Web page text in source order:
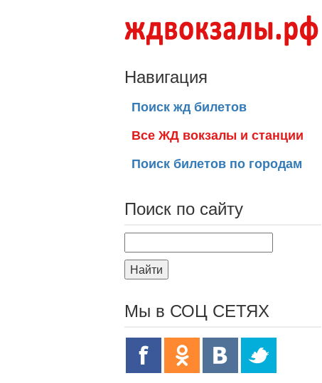
Навигация
Поиск жд билетов
Все ЖД вокзалы и станции
Поиск билетов по городам
Поиск по сайту
Найти
Мы в СОЦ СЕТЯХ